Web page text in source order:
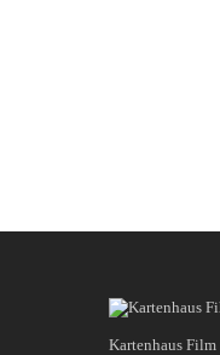
Kartenhaus